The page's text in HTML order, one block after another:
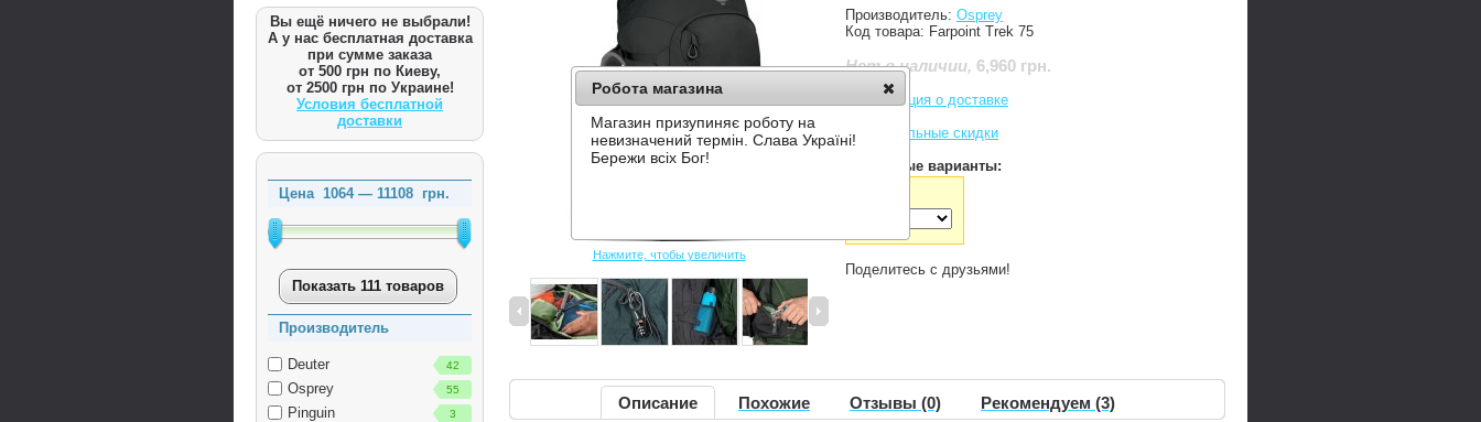
Вы ещё ничего не выбрали!
А у нас бесплатная доставка
при сумме заказа
от 500 грн по Киеву,
от 2500 грн по Украине!
Условия бесплатной
доставки
Цена 1064— 11108 грн.
Показать 111 товаров
Производитель
Deuter 42
Osprey 55
Pinguin 3
Нажмите, чтобы увеличить
Производитель: Osprey
Код товара: Farpoint Trek 75
Нет в наличии, 6,960 грн.
Информация о доставке
Накопительные скидки
Доступные варианты:
Поделитесь с друзьями!
Описание Похожие Отзывы (0) Рекомендуем (3)
Робота магазина
Магазин призупиняє роботу на
невизначений термін. Слава Україні!
Бережи всіх Бог!